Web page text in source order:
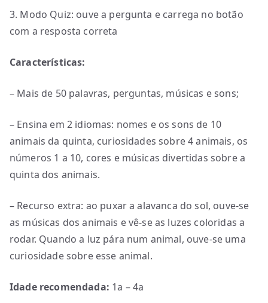
3. Modo Quiz: ouve a pergunta e carrega no botão
com a resposta correta
Características:
– Mais de 50 palavras, perguntas, músicas e sons;
– Ensina em 2 idiomas: nomes e os sons de 10
animais da quinta, curiosidades sobre 4 animais, os
números 1 a 10, cores e músicas divertidas sobre a
quinta dos animais.
– Recurso extra: ao puxar a alavanca do sol, ouve-se
as músicas dos animais e vê-se as luzes coloridas a
rodar. Quando a luz pára num animal, ouve-se uma
curiosidade sobre esse animal.
Idade recomendada: 1a – 4a